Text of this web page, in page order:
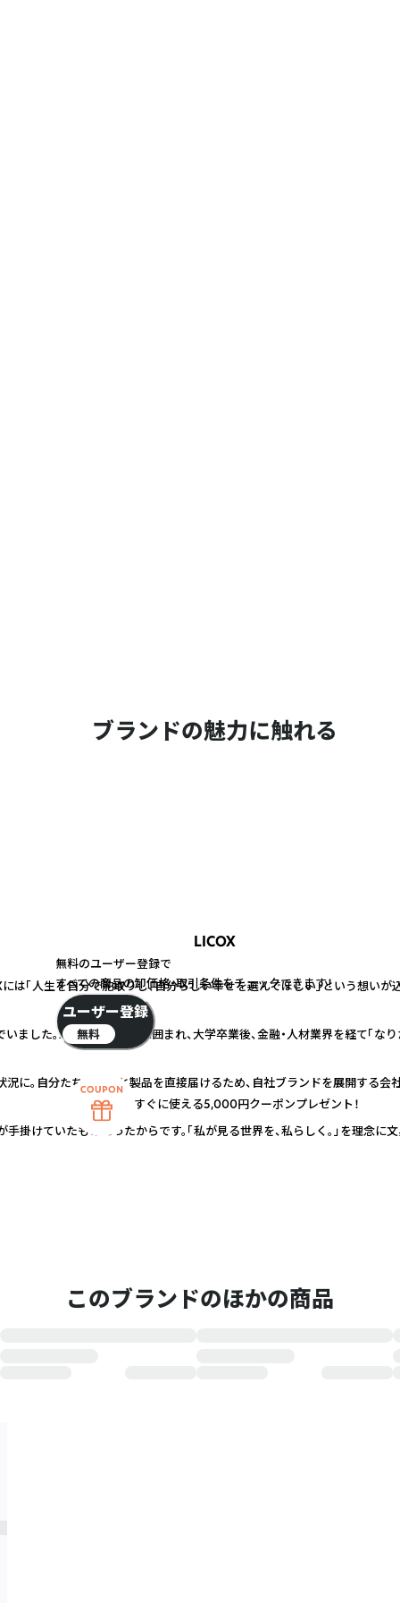
ブランドの魅力に触れる
LICOX
は「人生を自分で舵取りし、自分らしい幸せを選んでほしい」という想いが
ました。幼少期から文具に囲まれ、大学卒業後、金融・人材業界を経て「な
に。自分たちの想いと製品を直接届けるため、自社ブランドを展開する会
掛けていたものだったからです。「私が見る世界を、私らしく。」を理念に
このブランドのほかの商品
無料のユーザー登録で
すべての商品の卸価格・取引条件をチェックできます！
ユーザー登録
無料
すぐに使える5,000円クーポンプレゼント！